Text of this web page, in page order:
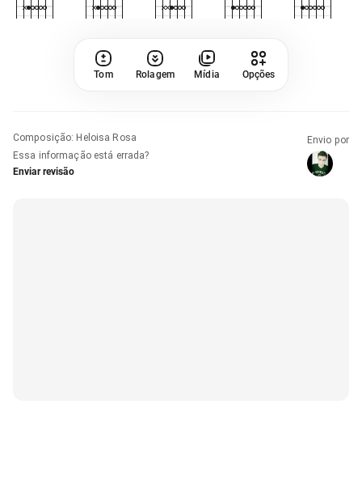
Tom Rolagem Mídia Opções
Composição: Heloisa Rosa
Essa informação está errada?
Enviar revisão
Envio por